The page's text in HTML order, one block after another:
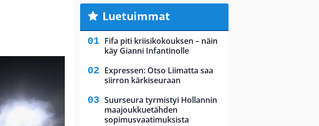
Luetuimmat
Fifa piti kriisikokouksen – näin
käy Gianni Infantinolle
Expressen: Otso Liimatta saa
siirron kärkiseuraan
Suurseura tyrmistyi Hollannin
maajoukkuetähden
sopimusvaatimuksista